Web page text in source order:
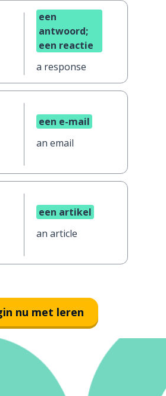
een
antwoord;
een reactie
a response
een e-mail
an email
een artikel
an article
nu met leren